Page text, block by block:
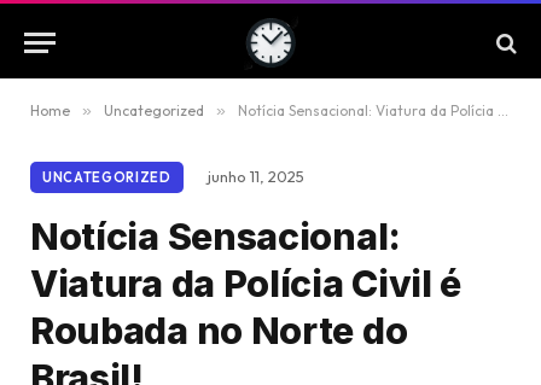
Home » Uncategorized » Notícia Sensacional: Viatura da Polícia Civil é Roubada no Norte do Brasil!
UNCATEGORIZED junho 11, 2025
Notícia Sensacional:
Viatura da Polícia Civil é
Roubada no Norte do